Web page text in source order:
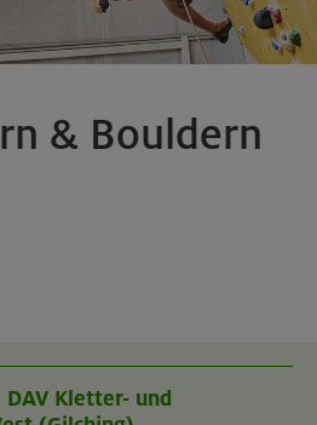
& Bouldern
DAV Kletter- und